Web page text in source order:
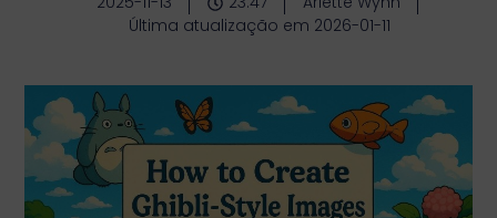
Última atualização em 2026-01-11